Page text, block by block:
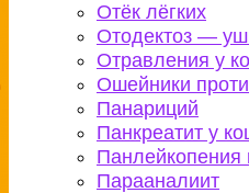
Отёк лёгких
Отодектоз —
Отравления у
Ошейники
Панариций
Панкреатит у
Панлейкопения
Парааналиит